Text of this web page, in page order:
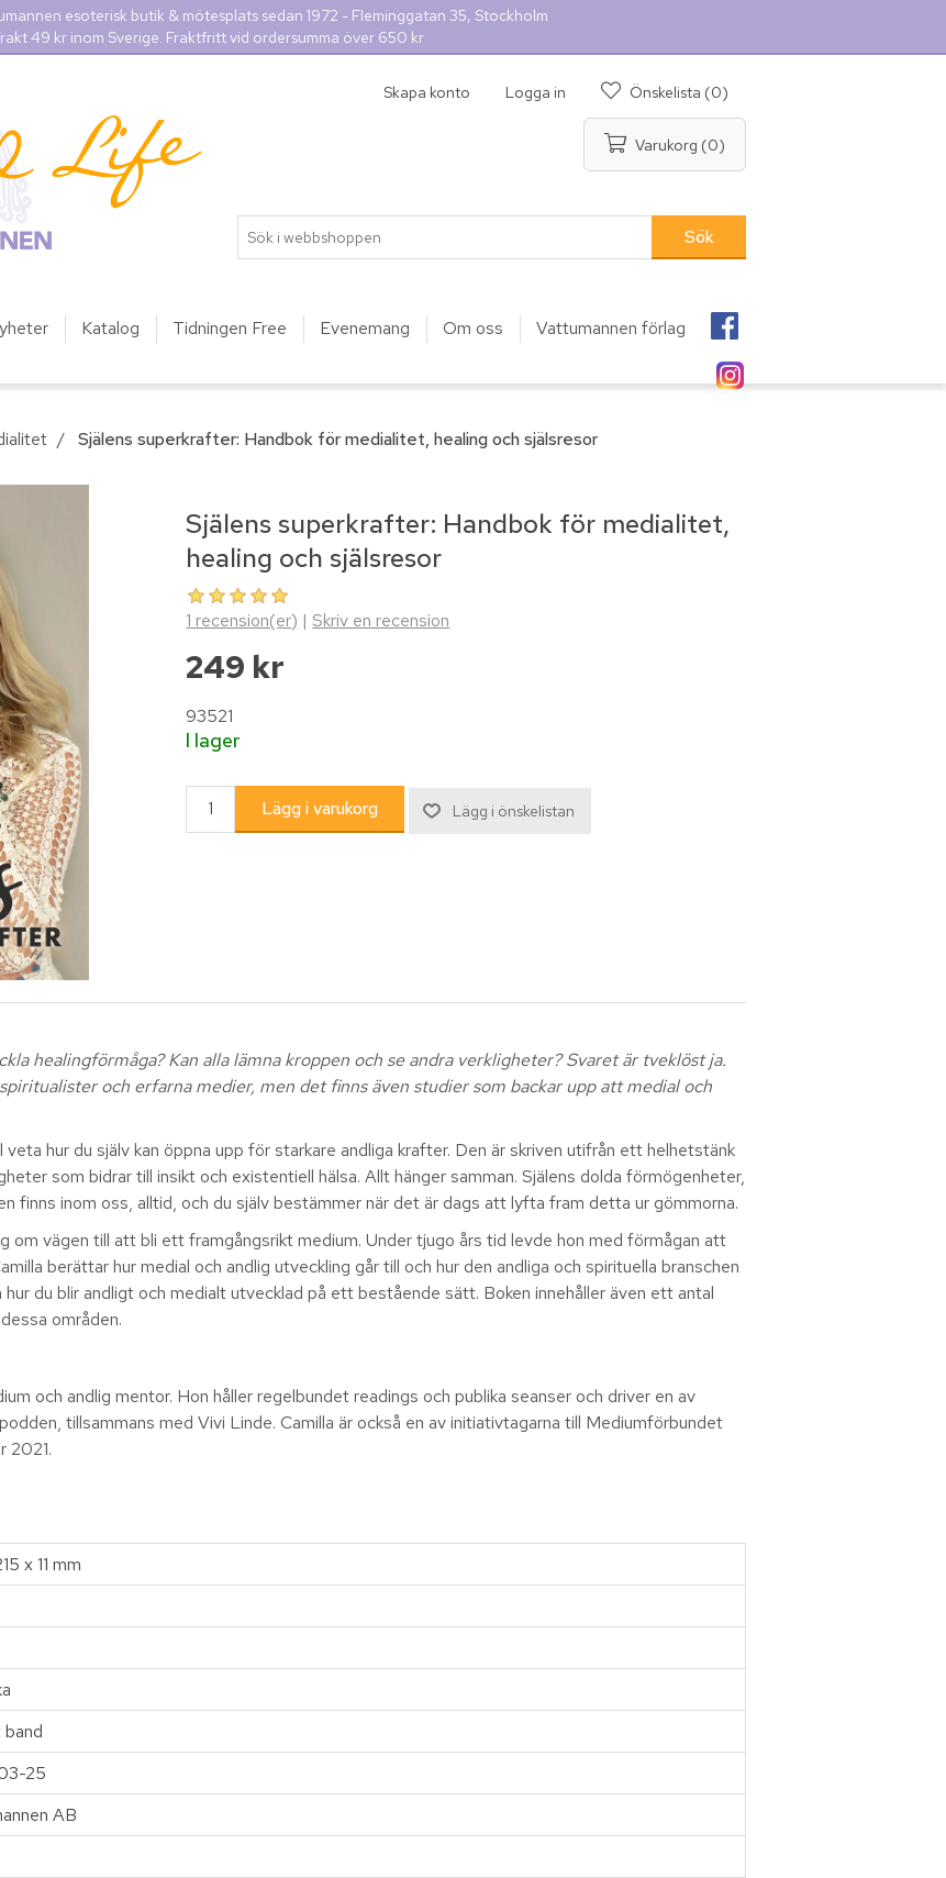
esoterisk butik & mötesplats sedan 1972 - Fleminggatan 35, Stockholm
49 kr inom Sverige. Fraktfritt vid ordersumma över 650 kr
Skapa konto Logga in Önskelista (0)
Varukorg (0)
Katalog Tidningen Free Evenemang Om oss Vattumannen förlag
/ Själens superkrafter: Handbok för medialitet, healing och själsresor
Själens superkrafter: Handbok för medialitet,
healing och själsresor
1 recension(er) | Skriv en recension
249 kr
93521
I lager
healing­förmåga? Kan alla lämna kroppen och se andra verkligheter? Svaret är tveklöst ja.
och erfarna medier, men det finns även studier som backar upp att medial och
hur du själv kan öppna upp för starkare andliga krafter. Den är skriven utifrån ett helhetstänk
som bidrar till insikt och existentiell hälsa. Allt hänger samman. Själens dolda förmögenheter,
finns inom oss, alltid, och du själv bestämmer när det är dags att lyfta fram detta ur gömmorna.
om vägen till att bli ett framgångsrikt medium. Under tjugo års tid levde hon med förmågan att
berättar hur medial och andlig utveckling går till och hur den andliga och spirituella branschen
du blir andligt och medialt utvecklad på ett bestående sätt. Boken innehåller även ett antal
områden.
och andlig mentor. Hon håller regelbundet readings och publika seanser och driver en av
tillsammans med Vivi Linde. Camilla är också en av initiativtagarna till Mediumförbundet
2021.
x 11 mm
band
25
AB